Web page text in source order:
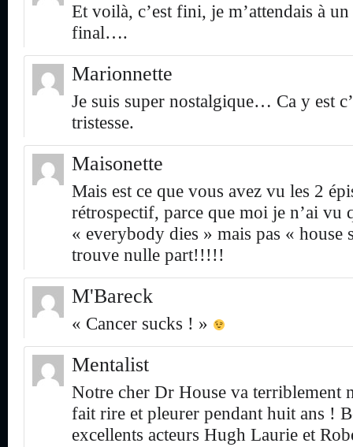
Et voilà, c’est fini, je m’attendais à
final….
Marionnette
Je suis super nostalgique… Ca y
tristesse.
Maisonette
Mais est ce que vous avez vu les 2
rétrospectif, parce que moi je n’ai vu
« everybody dies » mais pas « house
trouve nulle part!!!!!
M'Bareck
« Cancer sucks ! »
Mentalist
Notre cher Dr House va terriblement
fait rire et pleurer pendant huit ans !
excellents acteurs Hugh Laurie et